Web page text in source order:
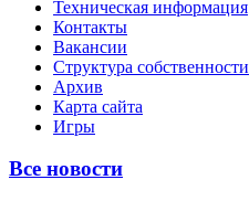
Техническая информация
Контакты
Вакансии
Структура собственности
Архив
Карта сайта
Игры
Все новости